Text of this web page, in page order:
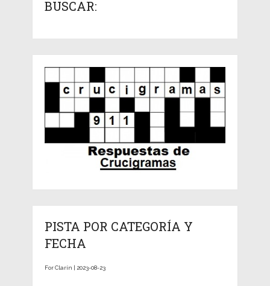
BUSCAR:
PISTA POR CATEGORÍA Y
FECHA
For Clarín | 2023-08-23